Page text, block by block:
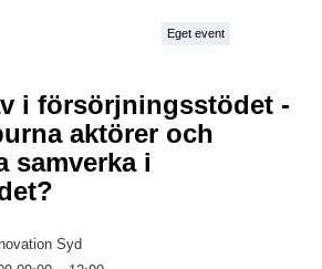
Eget event
i försörjningsstödet -
aktörer och
samverka i
Syd